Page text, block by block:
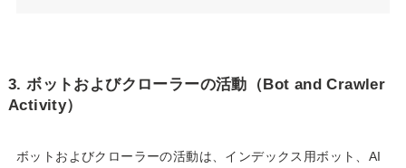
3. ボットおよびクローラーの活動（Bot and Crawler
Activity）
ボットおよびクローラーの活動は、インデックス用ボット、AI